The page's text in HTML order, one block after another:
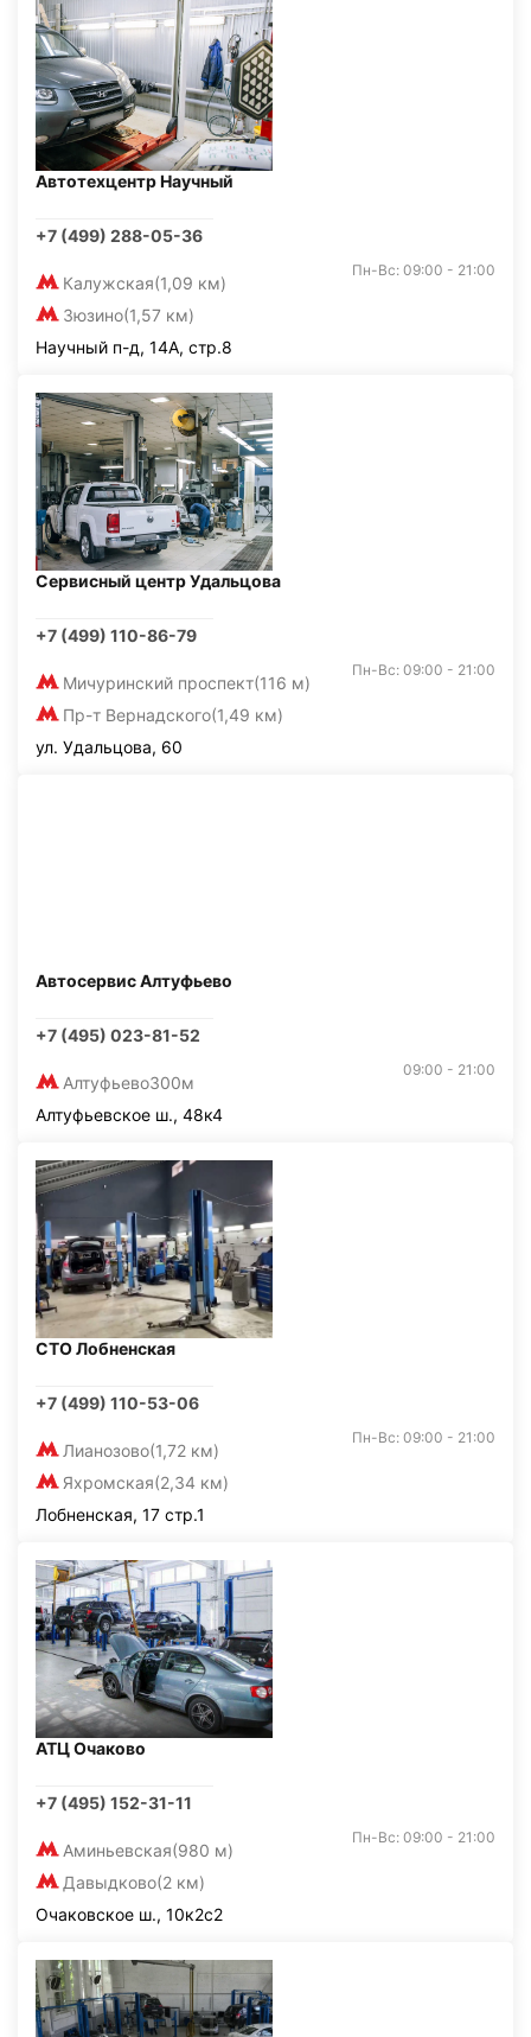
Автотехцентр Научный
+7 (499) 288-05-36
Калужская(1,09 км)
Зюзино(1,57 км)
Пн-Вс: 09:00 - 21:00
Научный п-д, 14А, стр.8
Сервисный центр Удальцова
+7 (499) 110-86-79
Мичуринский проспект(116 м)
Пр-т Вернадского(1,49 км)
Пн-Вс: 09:00 - 21:00
ул. Удальцова, 60
Автосервис Алтуфьево
+7 (495) 023-81-52
Алтуфьево300м
09:00 - 21:00
Алтуфьевское ш., 48к4
СТО Лобненская
+7 (499) 110-53-06
Лианозово(1,72 км)
Яхромская(2,34 км)
Пн-Вс: 09:00 - 21:00
Лобненская, 17 стр.1
АТЦ Очаково
+7 (495) 152-31-11
Аминьевская(980 м)
Давыдково(2 км)
Пн-Вс: 09:00 - 21:00
Очаковское ш., 10к2с2